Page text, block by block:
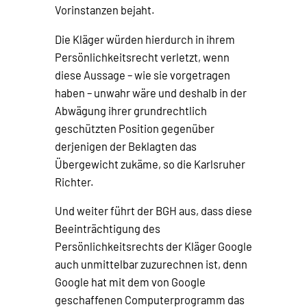
Vorinstanzen bejaht.
Die Kläger würden hierdurch in ihrem
Persönlichkeitsrecht verletzt, wenn
diese Aussage – wie sie vorgetragen
haben – unwahr wäre und deshalb in der
Abwägung ihrer grundrechtlich
geschützten Position gegenüber
derjenigen der Beklagten das
Übergewicht zukäme, so die Karlsruher
Richter.
Und weiter führt der BGH aus, dass diese
Beeinträchtigung des
Persönlichkeitsrechts der Kläger Google
auch unmittelbar zuzurechnen ist, denn
Google hat mit dem von Google
geschaffenen Computerprogramm das